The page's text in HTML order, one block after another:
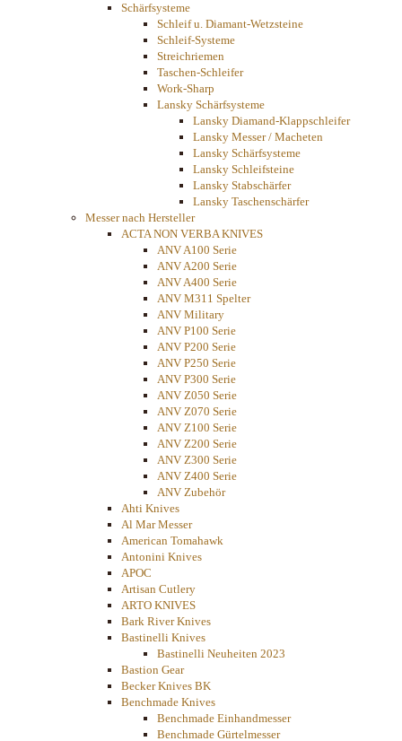
Schärfsysteme
Schleif u. Diamant-Wetzsteine
Schleif-Systeme
Streichriemen
Taschen-Schleifer
Work-Sharp
Lansky Schärfsysteme
Lansky Diamand-Klappschleifer
Lansky Messer / Macheten
Lansky Schärfsysteme
Lansky Schleifsteine
Lansky Stabschärfer
Lansky Taschenschärfer
Messer nach Hersteller
ACTA NON VERBA KNIVES
ANV A100 Serie
ANV A200 Serie
ANV A400 Serie
ANV M311 Spelter
ANV Military
ANV P100 Serie
ANV P200 Serie
ANV P250 Serie
ANV P300 Serie
ANV Z050 Serie
ANV Z070 Serie
ANV Z100 Serie
ANV Z200 Serie
ANV Z300 Serie
ANV Z400 Serie
ANV Zubehör
Ahti Knives
Al Mar Messer
American Tomahawk
Antonini Knives
APOC
Artisan Cutlery
ARTO KNIVES
Bark River Knives
Bastinelli Knives
Bastinelli Neuheiten 2023
Bastion Gear
Becker Knives BK
Benchmade Knives
Benchmade Einhandmesser
Benchmade Gürtelmesser